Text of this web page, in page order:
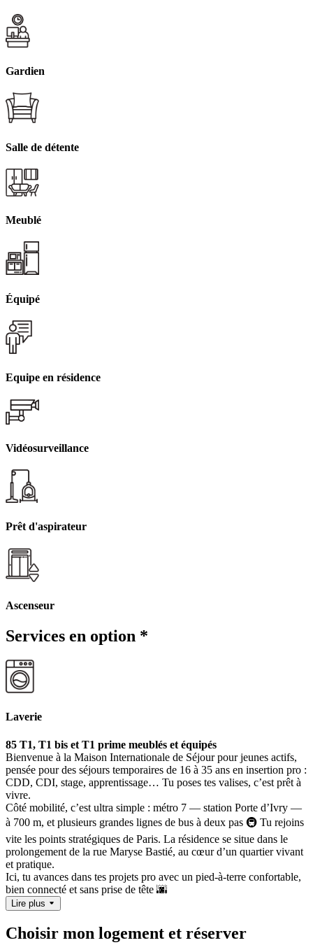
Gardien
Salle de détente
Meublé
Équipé
Equipe en résidence
Vidéosurveillance
Prêt d'aspirateur
Ascenseur
Services en option *
Laverie
85 T1, T1 bis et T1 prime meublés et équipés
Bienvenue à la Maison Internationale de Séjour pour jeunes actifs,
pensée pour des séjours temporaires de 16 à 35 ans en insertion pro :
CDD, CDI, stage, apprentissage… Tu poses tes valises, c’est prêt à
vivre.
Côté mobilité, c’est ultra simple : métro 7 — station Porte d’Ivry —
à 700 m, et plusieurs grandes lignes de bus à deux pas 🚇 Tu rejoins
vite les points stratégiques de Paris. La résidence se situe dans le
prolongement de la rue Maryse Bastié, au cœur d’un quartier vivant
et pratique.
Ici, tu avances dans tes projets pro avec un pied-à-terre confortable,
bien connecté et sans prise de tête 🌆
Lire plus
Choisir mon logement et réserver